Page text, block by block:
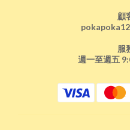
顧
服
週一至週五